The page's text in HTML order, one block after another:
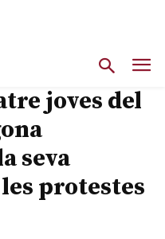
joves del
seva
protestes